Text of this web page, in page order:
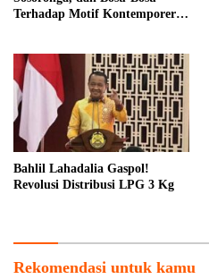
Terhadap Motif Kontemporer
Bahlil Lahadalia Gaspol!
Revolusi Distribusi LPG 3 Kg
Rekomendasi untuk kamu